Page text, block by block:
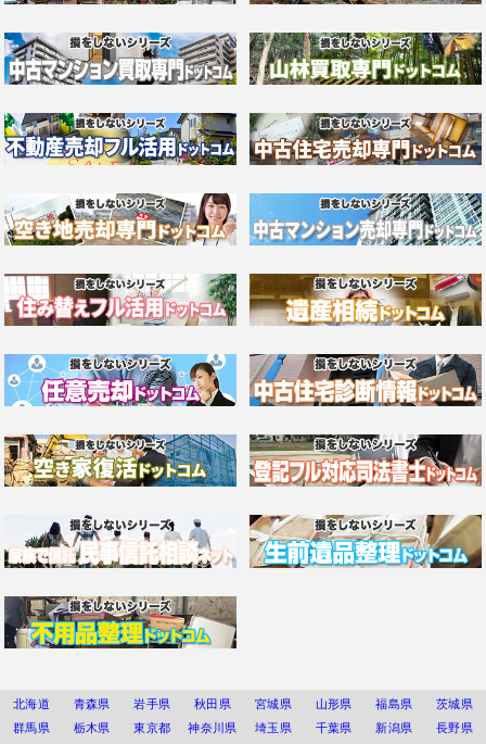
北海道 青森県 岩手県 秋田県 宮城県 山形県 福島県
茨城県
群馬県
栃木県 東京都 神奈川県 埼玉県 千葉県 新潟県
長野県